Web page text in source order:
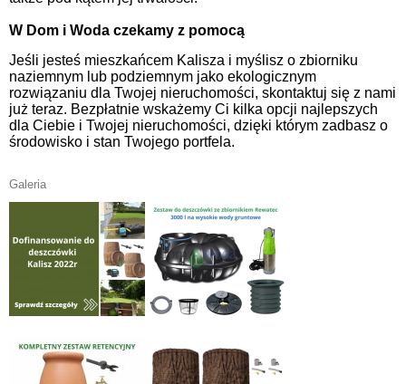
W Dom i Woda czekamy z pomocą
Jeśli jesteś mieszkańcem Kalisza i myślisz o zbiorniku
naziemnym lub podziemnym jako ekologicznym
rozwiązaniu dla Twojej nieruchomości, skontaktuj się z nami
już teraz. Bezpłatnie wskażemy Ci kilka opcji najlepszych
dla Ciebie i Twojej nieruchomości, dzięki którym zadbasz o
środowisko i stan Twojego portfela.
Galeria